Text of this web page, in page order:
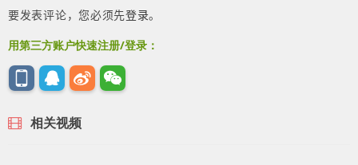
要发表评论，您必须先登录。
用第三方账户快速注册/登录：
相关视频